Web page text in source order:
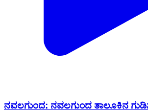
ನವಲಗುಂದ: ನವಲಗುಂದ ತಾಲೂಕಿನ